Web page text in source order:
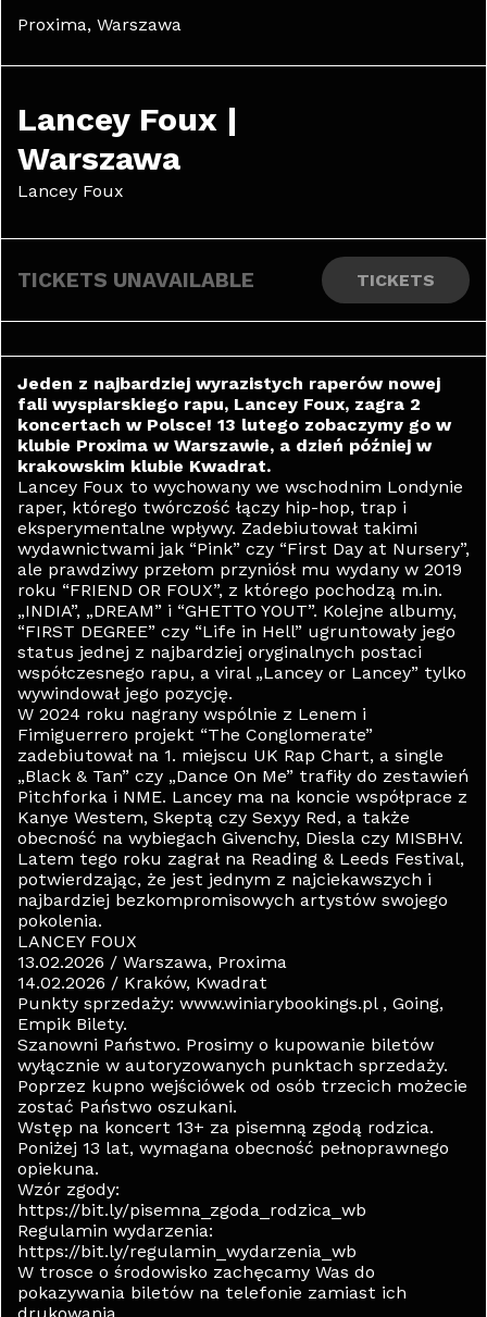
Proxima, Warszawa
Lancey Foux |
Warszawa
Lancey Foux
TICKETS UNAVAILABLE TICKETS
Jeden z najbardziej wyrazistych raperów nowej
fali wyspiarskiego rapu, Lancey Foux, zagra 2
koncertach w Polsce! 13 lutego zobaczymy go w
klubie Proxima w Warszawie, a dzień później w
krakowskim klubie Kwadrat.
Lancey Foux to wychowany we wschodnim Londynie
raper, którego twórczość łączy hip-hop, trap i
eksperymentalne wpływy. Zadebiutował takimi
wydawnictwami jak “Pink” czy “First Day at Nursery”,
ale prawdziwy przełom przyniósł mu wydany w 2019
roku “FRIEND OR FOUX”, z którego pochodzą m.in.
„INDIA”, „DREAM” i “GHETTO YOUT”. Kolejne albumy,
“FIRST DEGREE” czy “Life in Hell” ugruntowały jego
status jednej z najbardziej oryginalnych postaci
współczesnego rapu, a viral „Lancey or Lancey” tylko
wywindował jego pozycję.
W 2024 roku nagrany wspólnie z Lenem i
Fimiguerrero projekt “The Conglomerate”
zadebiutował na 1. miejscu UK Rap Chart, a single
„Black & Tan” czy „Dance On Me” trafiły do zestawień
Pitchforka i NME. Lancey ma na koncie współprace z
Kanye Westem, Skeptą czy Sexyy Red, a także
obecność na wybiegach Givenchy, Diesla czy MISBHV.
Latem tego roku zagrał na Reading & Leeds Festival,
potwierdzając, że jest jednym z najciekawszych i
najbardziej bezkompromisowych artystów swojego
pokolenia.
LANCEY FOUX
13.02.2026 / Warszawa, Proxima
14.02.2026 / Kraków, Kwadrat
Punkty sprzedaży: www.winiarybookings.pl , Going,
Empik Bilety.
Szanowni Państwo. Prosimy o kupowanie biletów
wyłącznie w autoryzowanych punktach sprzedaży.
Poprzez kupno wejściówek od osób trzecich możecie
zostać Państwo oszukani.
Wstęp na koncert 13+ za pisemną zgodą rodzica.
Poniżej 13 lat, wymagana obecność pełnoprawnego
opiekuna.
Wzór zgody:
https://bit.ly/pisemna_zgoda_rodzica_wb
Regulamin wydarzenia:
https://bit.ly/regulamin_wydarzenia_wb
W trosce o środowisko zachęcamy Was do
pokazywania biletów na telefonie zamiast ich